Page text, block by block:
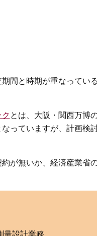
間と時期が重なってい
とは、大阪・関西万博
っていますが、計画検
が無いか、経済産業省
量設計業務